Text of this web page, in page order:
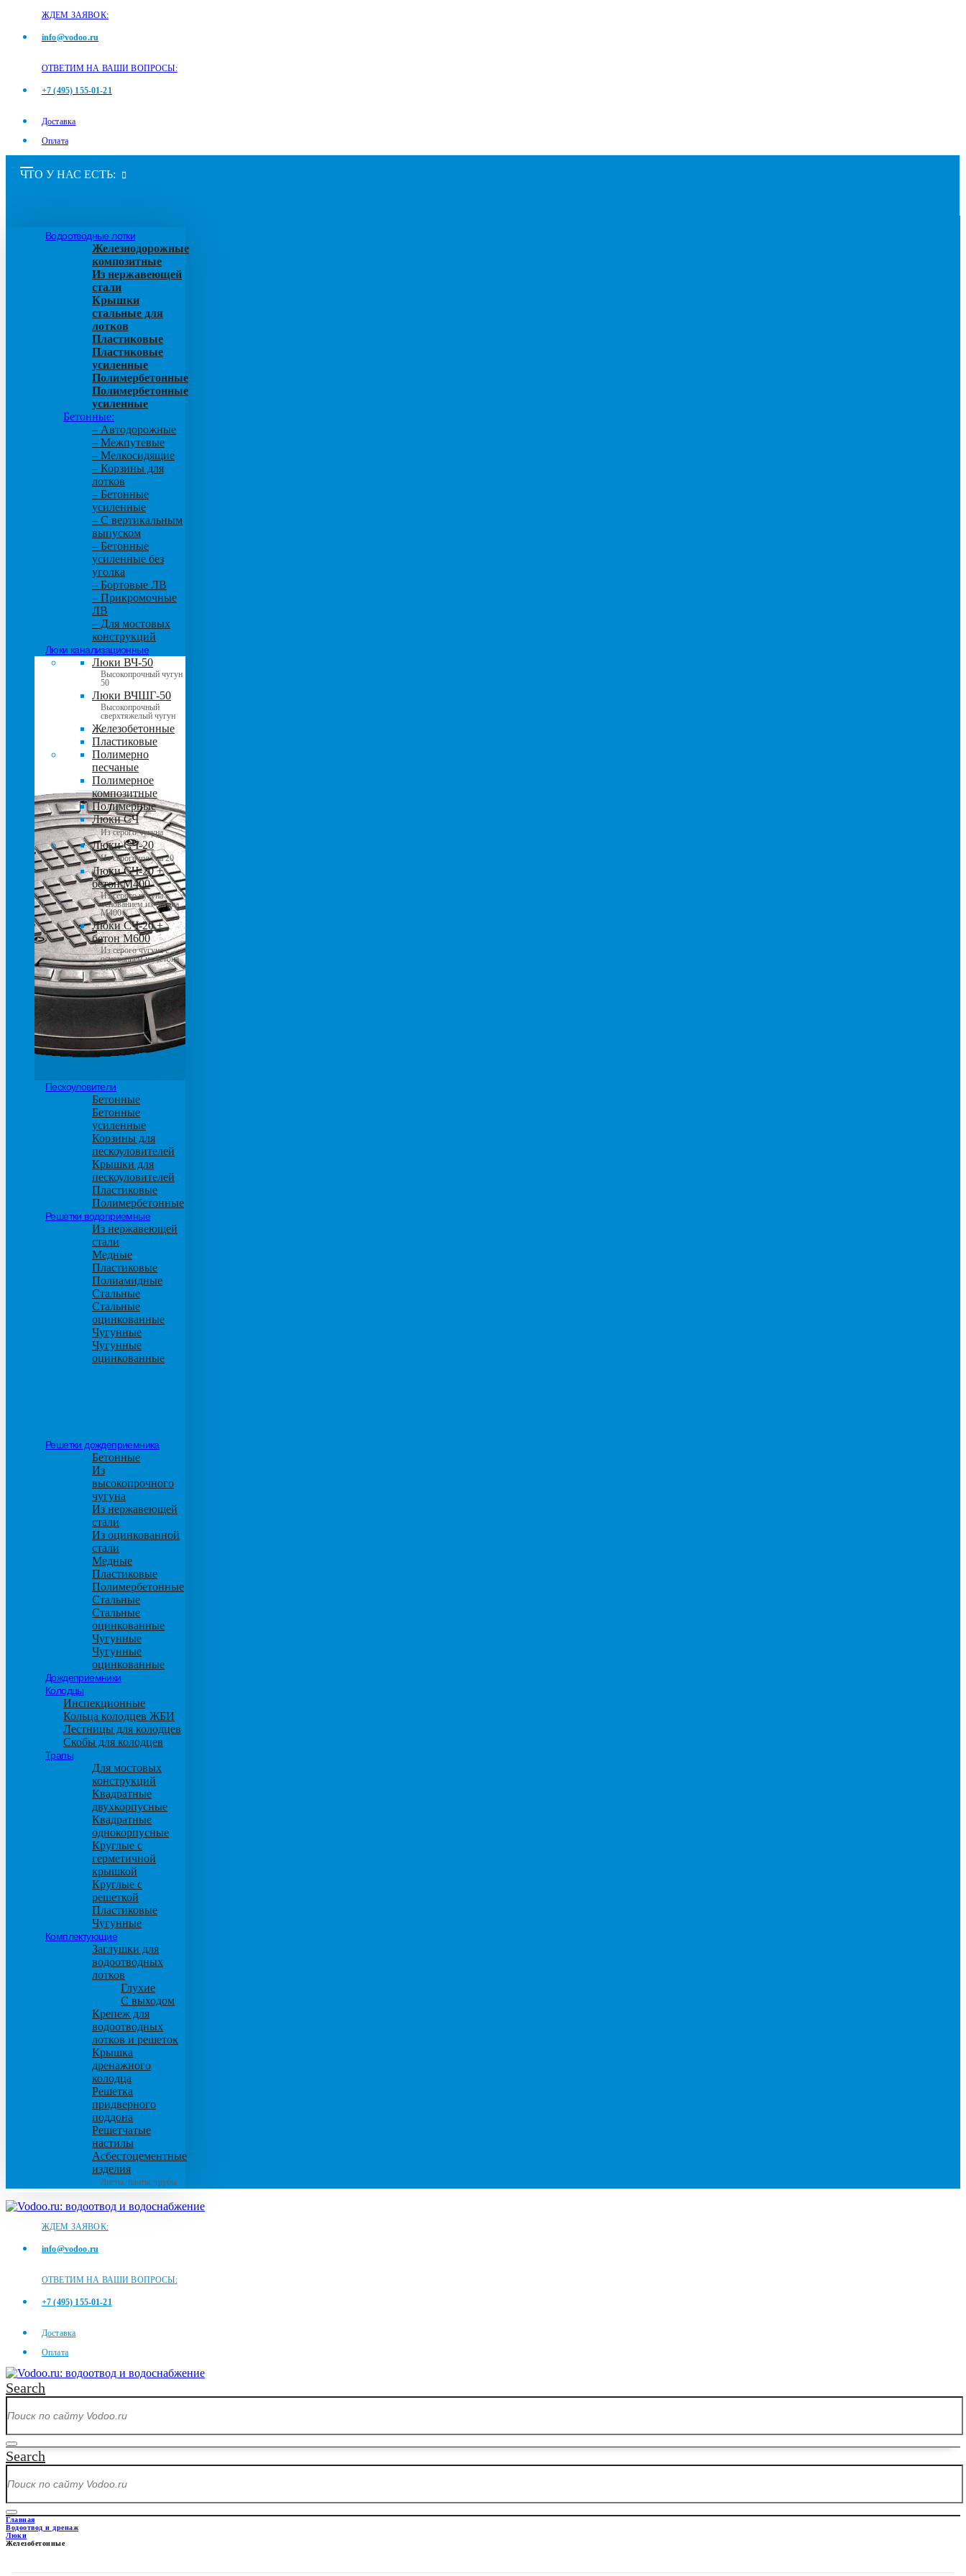
ЖДЕМ ЗАЯВОК:
info@vodoo.ru
ОТВЕТИМ НА ВАШИ ВОПРОСЫ:
+7 (495) 155-01-21
Доставка
Оплата
ЧТО У НАС ЕСТЬ:
Водоотводные лотки
Железнодорожные
композитные
Из нержавеющей
стали
Крышки
стальные для
лотков
Пластиковые
Пластиковые
усиленные
Полимербетонные
Полимербетонные
усиленные
Бетонные:
– Автодорожные
– Межпутевые
– Мелкосидящие
– Корзины для
лотков
– Бетонные
усиленные
– С вертикальным
выпуском
– Бетонные
усиленные без
уголка
– Бортовые ЛВ
– Прикромочные
ЛВ
– Для мостовых
конструкций
Люки канализационные
Люки ВЧ-50
Высокопрочный чугун
50
Люки ВЧШГ-50
Высокопрочный
сверхтяжелый чугун
Железобетонные
Пластиковые
Полимерно
песчаные
Полимерное
композитные
Полимерные
Люки СЧ
Из серого чугуна
Люки СЧ-20
Из серого чугуна 20
Люки СЧ-20 +
бетон М400
Из серого чугуна с
основанием из бетона
М400
Люки СЧ-20 +
бетон М600
Из серого чугуна с
основанием из бетона
М600
Пескоуловители
Бетонные
Бетонные
усиленные
Корзины для
пескоуловителей
Крышки для
пескоуловителей
Пластиковые
Полимербетонные
Решетки водоприемные
Из нержавеющей
стали
Медные
Пластиковые
Полиамидные
Стальные
Стальные
оцинкованные
Чугунные
Чугунные
оцинкованные
Решетки дождеприемника
Бетонные
Из
высокопрочного
чугуна
Из нержавеющей
стали
Из оцинкованной
стали
Медные
Пластиковые
Полимербетонные
Стальные
Стальные
оцинкованные
Чугунные
Чугунные
оцинкованные
Дождеприемники
Колодцы
Инспекционные
Кольца колодцев ЖБИ
Лестницы для колодцев
Скобы для колодцев
Трапы
Для мостовых
конструкций
Квадратные
двухкорпусные
Квадратные
однокорпусные
Круглые с
герметичной
крышкой
Круглые с
решеткой
Пластиковые
Чугунные
Комплектующие
Заглушки для
водоотводных
лотков
Глухие
С выходом
Крепеж для
водоотводных
лотков и решеток
Крышка
дренажного
колодца
Решетка
придверного
поддона
Решетчатые
настилы
Асбестоцементные
изделия
Листы, плиты, трубы
ЖДЕМ ЗАЯВОК:
info@vodoo.ru
ОТВЕТИМ НА ВАШИ ВОПРОСЫ:
+7 (495) 155-01-21
Доставка
Оплата
Search
Search
Главная
Водоотвод и дренаж
Люки
Железобетонные